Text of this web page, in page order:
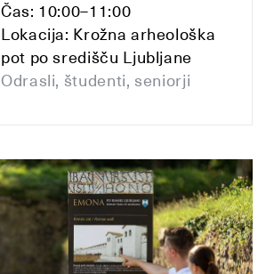
Čas: 10:00–11:00
Lokacija: Krožna arheološka
pot po središču Ljubljane
Odrasli, študenti, seniorji